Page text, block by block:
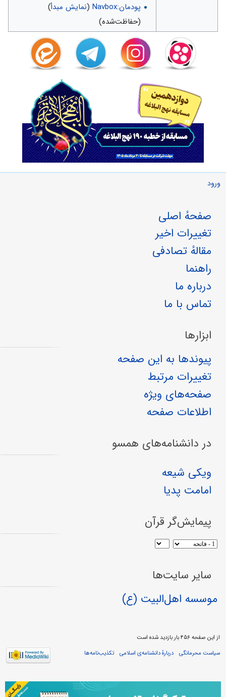
پودمان:Navbox
(نمایش مبدأ)
(حفاظت‌شده)
ورود
صفحهٔ اصلی
تغییرات اخیر
مقالهٔ تصادفی
راهنما
درباره ما
تماس با ما
ابزارها
پیوندها به این صفحه
تغییرات مرتبط
صفحه‌های ویژه
اطلاعات صفحه
در دانشنامه‌های همسو
ویکی شیعه
امامت پدیا
پیمایش‌گر قرآن
سایر سایت‌ها
موسسه اهل‌البیت (ع)
از این صفحه ۴۵۶ بار بازدید شده است
سیاست محرمانگی
دربارهٔ دانشنامه‌ی اسلامی تکذیب‌نامه‌ها